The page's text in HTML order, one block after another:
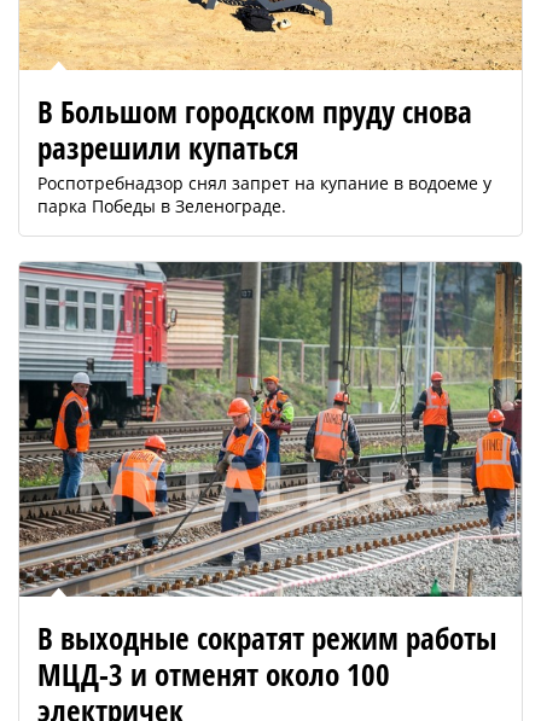
В Большом городском пруду снова
разрешили купаться
Роспотребнадзор снял запрет на купание в водоеме у
парка Победы в Зеленограде.
В выходные сократят режим работы
МЦД-3 и отменят около 100
электричек